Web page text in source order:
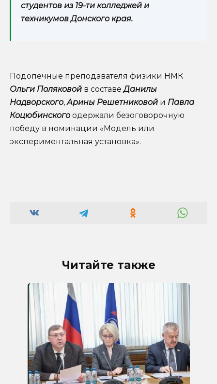
студентов из 19-ти колледжей и
техникумов Донского края.
Подопечные преподавателя физики НМК
Ольги Поляковой в составеДанилы
Надворского,Арины Решетниковой и Павла
Коцюбинскогоодержали безоговорочную
победу в номинации «Модель или
экспериментальная установка».
Читайте также